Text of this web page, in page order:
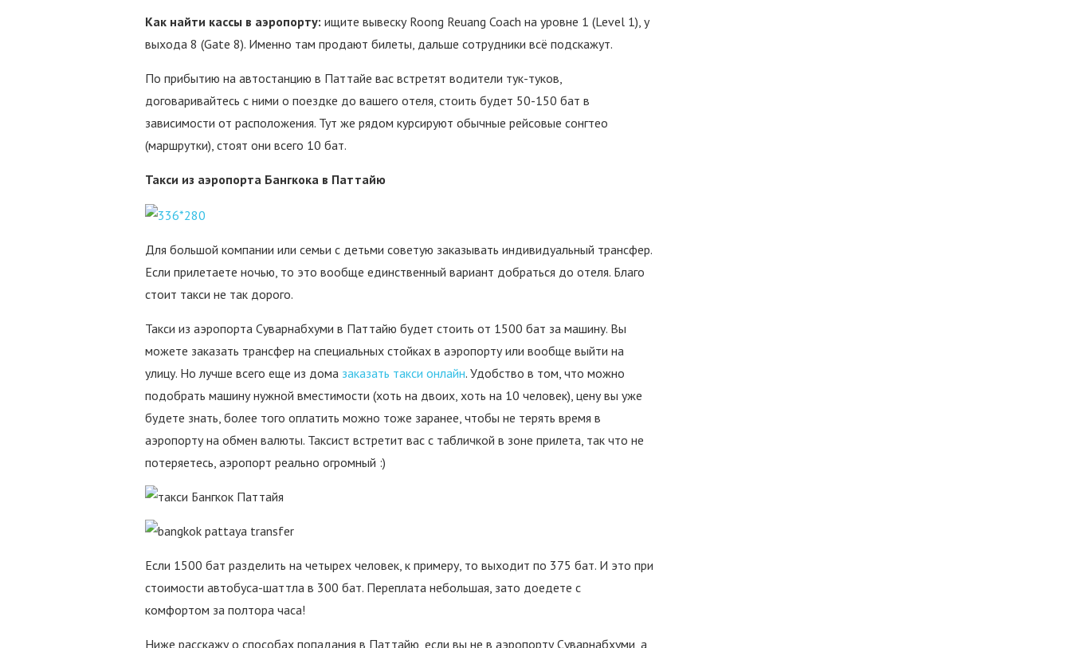
Как найти кассы в аэропорту: ищите вывеску Roong Reuang Coach на уровне 1 (Level 1), у
выхода 8 (Gate 8). Именно там продают билеты, дальше сотрудники всё подскажут.
По прибытию на автостанцию в Паттайе вас встретят водители тук-туков,
договаривайтесь с ними о поездке до вашего отеля, стоить будет 50-150 бат в
зависимости от расположения. Тут же рядом курсируют обычные рейсовые сонгтео
(маршрутки), стоят они всего 10 бат.
Такси из аэропорта Бангкока в Паттайю
Для большой компании или семьи с детьми советую заказывать индивидуальный трансфер.
Если прилетаете ночью, то это вообще единственный вариант добраться до отеля. Благо
стоит такси не так дорого.
Такси из аэропорта Суварнабхуми в Паттайю будет стоить от 1500 бат за машину. Вы
можете заказать трансфер на специальных стойках в аэропорту или вообще выйти на
улицу. Но лучше всего еще из дома заказать такси онлайн. Удобство в том, что можно
подобрать машину нужной вместимости (хоть на двоих, хоть на 10 человек), цену вы уже
будете знать, более того оплатить можно тоже заранее, чтобы не терять время в
аэропорту на обмен валюты. Таксист встретит вас с табличкой в зоне прилета, так что не
потеряетесь, аэропорт реально огромный :)
Если 1500 бат разделить на четырех человек, к примеру, то выходит по 375 бат. И это при
стоимости автобуса-шаттла в 300 бат. Переплата небольшая, зато доедете с
комфортом за полтора часа!
Ниже расскажу о способах попадания в Паттайю, если вы не в аэропорту Суварнабхуми, а